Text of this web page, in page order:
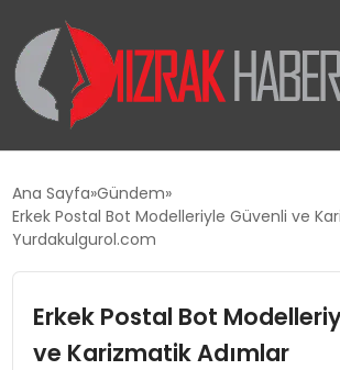
SIYASET
EKONOMI
Ana Sayfa Gündem
Erkek Postal Bot Modelleriyle Güvenli ve
Yurdakulgurol.com
Erkek Postal Bot
ve Karizmatik Adımlar